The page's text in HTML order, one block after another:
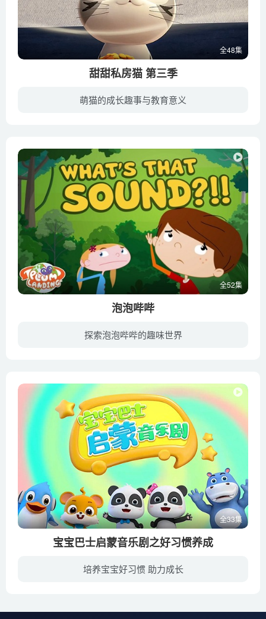
全48集
甜甜私房猫 第三季
萌猫的成长趣事与教育意义
全52集
泡泡哔哔
探索泡泡哔哔的趣味世界
全33集
宝宝巴士启蒙音乐剧之好习惯养成
培养宝宝好习惯 助力成长